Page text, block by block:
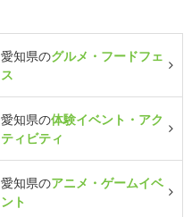
愛知県のグルメ・フードフェ
ス
愛知県の体験イベント・アク
ティビティ
愛知県のアニメ・ゲームイベ
ント